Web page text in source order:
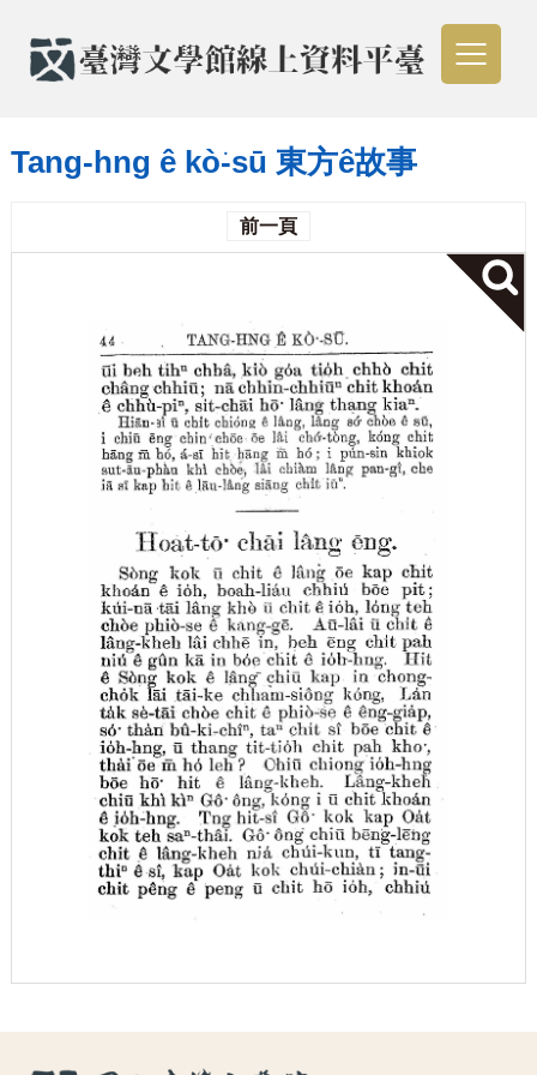
Tang-hng ê kò͘-sū 東方ê故事
前一頁